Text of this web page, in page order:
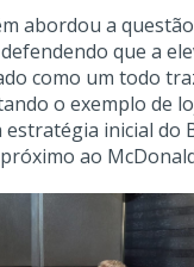
abordou a
que a
como um todo
o exemplo de
estratégia inicial do
ao